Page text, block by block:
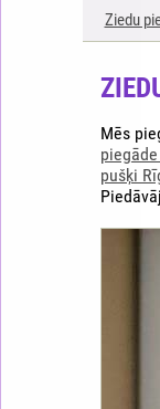
pasūtījumu?
Ziedu
Mēs
pušķi